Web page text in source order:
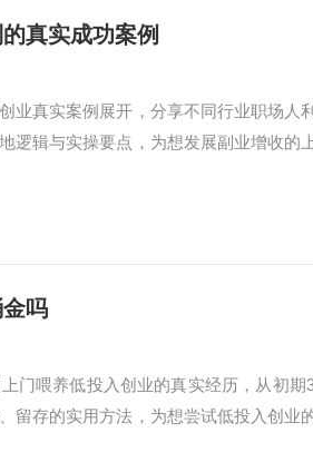
真实成功案例
业真实案例展开，分享不同行业职场人
逻辑与实操要点，为想发展副业增收的
吗
门喂养低投入创业的真实经历，从初
留存的实用方法，为想尝试低投入创业